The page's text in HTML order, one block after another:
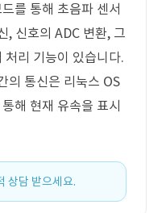
를 통해 초음파 센서
, 신호의 ADC 변환, 그
처리 기능이 있습니다.
의 통신은 리눅스 OS
해 현재 유속을 표시
상담 받으세요.